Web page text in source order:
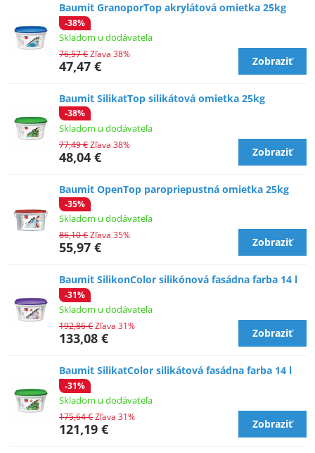
Baumit GranoporTop akrylátová omietka 25kg
-38%
Skladom u dodávateľa
47,47 €
76,57 €Zľava 38%
Zobraziť
Baumit SilikatTop silikátová omietka 25kg
-38%
Skladom u dodávateľa
48,04 €
77,49 €Zľava 38%
Zobraziť
Baumit OpenTop paropriepustná omietka 25kg
-35%
Skladom u dodávateľa
55,97 €
86,10 €Zľava 35%
Zobraziť
Baumit SilikonColor silikónová fasádna farba 14 l
-31%
Skladom u dodávateľa
133,08 €
192,86 €Zľava 31%
Zobraziť
Baumit SilikatColor silikátová fasádna farba 14 l
-31%
Skladom u dodávateľa
121,19 €
175,64 €Zľava 31%
Zobraziť